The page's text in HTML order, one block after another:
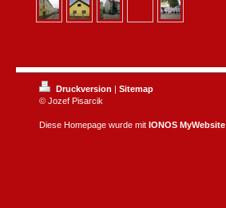
Druckversion | Sitemap
© Jozef Pisarcik
Diese Homepage wurde mit IONOS MyWebsite